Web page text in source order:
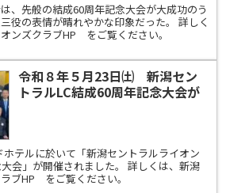
、先般の結成60周年記念大会が大成功のう
役の表情が晴れやかな印象だった。 詳しく
ンズクラブHP をご覧ください。
令和８年５月23日㈯ 新潟セン
トラルLC結成60周年記念大会が
ホテルに於いて「新潟セントラルライオン
会」が開催されました。 詳しくは、新潟
ブHP をご覧ください。